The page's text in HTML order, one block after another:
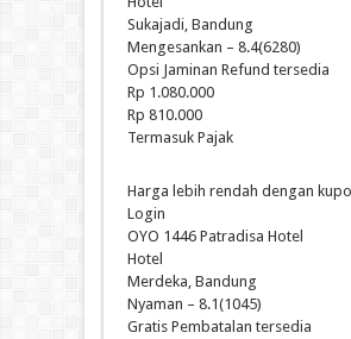
Sukajadi, Bandung
Mengesankan – 8.4(6280)
Opsi Jaminan Refund tersedia
Rp 1.080.000
Rp 810.000
Termasuk Pajak
Harga lebih rendah dengan
Login
OYO 1446 Patradisa Hotel
Hotel
Merdeka, Bandung
Nyaman – 8.1(1045)
Gratis Pembatalan tersedia